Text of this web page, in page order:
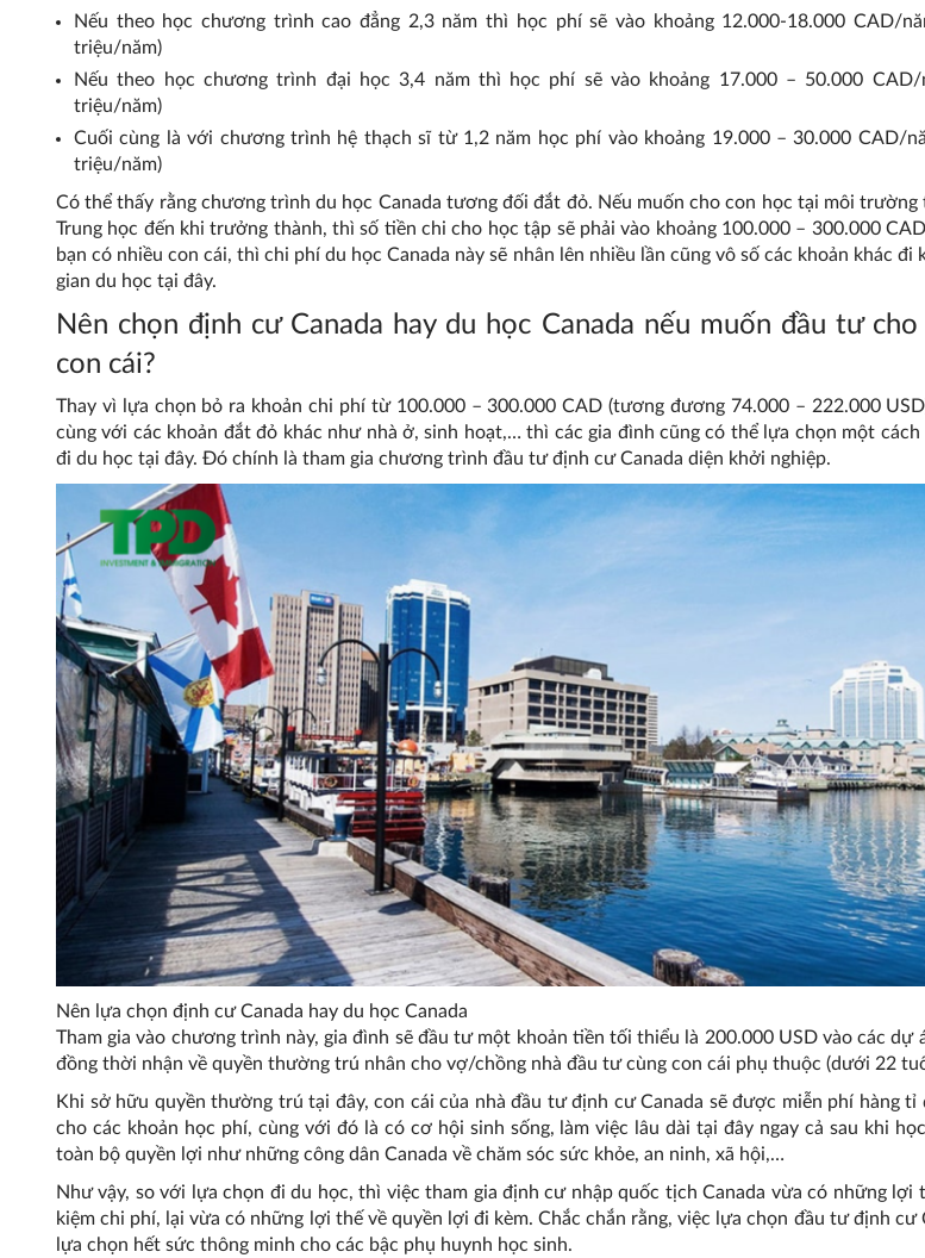
Nếu theo học chương trình cao đẳng 2,3 năm thì học phí sẽ vào khoảng 12.000-18.000 CAD/
triệu/năm)
Nếu theo học chương trình đại học 3,4 năm thì học phí sẽ vào khoảng 17.000 – 50.000 CAD/
triệu/năm)
Cuối cùng là với chương trình hệ thạch sĩ từ 1,2 năm học phí vào khoảng 19.000 – 30.000 CAD/
triệu/năm)
Có thể thấy rằng chương trình du học Canada tương đối đắt đỏ. Nếu muốn cho con học tại môi
Trung học đến khi trưởng thành, thì số tiền chi cho học tập sẽ phải vào khoảng 100.000 – 300.000
bạn có nhiều con cái, thì chi phí du học Canada này sẽ nhân lên nhiều lần cũng vô số các khoản khác đi
gian du học tại đây.
Nên chọn định cư Canada hay du học Canada nếu muốn đầu tư
con cái?
Thay vì lựa chọn bỏ ra khoản chi phí từ 100.000 – 300.000 CAD (tương đương 74.000 – 222.000
cùng với các khoản đắt đỏ khác như nhà ở, sinh hoạt,… thì các gia đình cũng có thể lựa chọn một cách
đi du học tại đây. Đó chính là tham gia chương trình đầu tư định cư Canada diện khởi nghiệp.
Nên lựa chọn định cư Canada hay du học Canada
Tham gia vào chương trình này, gia đình sẽ đầu tư một khoản tiền tối thiểu là 200.000 USD vào các dự
đồng thời nhận về quyền thường trú nhân cho vợ/chồng nhà đầu tư cùng con cái phụ thuộc (dưới 22
Khi sở hữu quyền thường trú tại đây, con cái của nhà đầu tư định cư Canada sẽ được miễn phí hàng tỉ
cho các khoản học phí, cùng với đó là có cơ hội sinh sống, làm việc lâu dài tại đây ngay cả sau khi
toàn bộ quyền lợi như những công dân Canada về chăm sóc sức khỏe, an ninh, xã hội,…
Như vậy, so với lựa chọn đi du học, thì việc tham gia định cư nhập quốc tịch Canada vừa có những lợi
kiệm chi phí, lại vừa có những lợi thế về quyền lợi đi kèm. Chắc chắn rằng, việc lựa chọn đầu tư định cư
lựa chọn hết sức thông minh cho các bậc phụ huynh học sinh.